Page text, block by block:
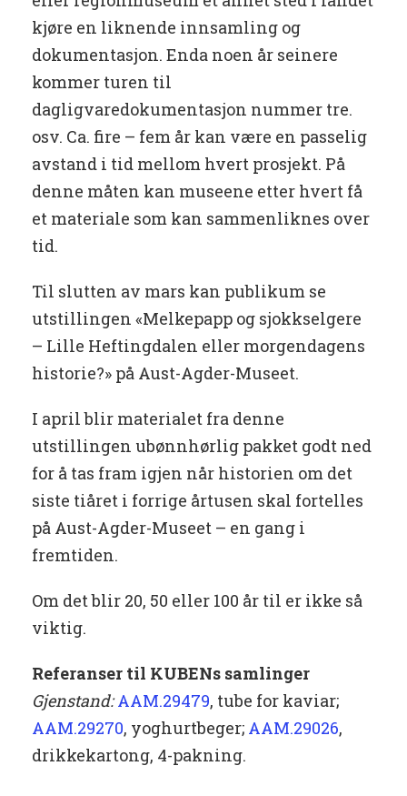
kjøre en liknende innsamling og
dokumentasjon. Enda noen år seinere
kommer turen til
dagligvaredokumentasjon nummer tre.
osv. Ca. fire – fem år kan være en passelig
avstand i tid mellom hvert prosjekt. På
denne måten kan museene etter hvert få
et materiale som kan sammenliknes over
tid.
Til slutten av mars kan publikum se
utstillingen «Melkepapp og sjokkselgere
– Lille Heftingdalen eller morgendagens
historie?» på Aust-Agder-Museet.
I april blir materialet fra denne
utstillingen ubønnhørlig pakket godt ned
for å tas fram igjen når historien om det
siste tiåret i forrige årtusen skal fortelles
på Aust-Agder-Museet – en gang i
fremtiden.
Om det blir 20, 50 eller 100 år til er ikke så
viktig.
Referanser til KUBENs samlinger
Gjenstand: AAM.29479, tube for kaviar;
AAM.29270, yoghurtbeger; AAM.29026,
drikkekartong, 4-pakning.